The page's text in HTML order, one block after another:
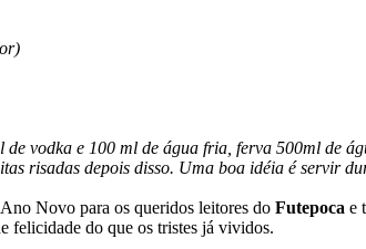
vodka e 100 ml de água fria, ferva 500ml de
risadas depois disso. Uma boa idéia é servir
Novo para os queridos leitores do Futepoca e
felicidade do que os tristes já vividos.